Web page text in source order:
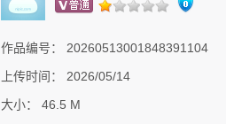
作品编号：
20260513001848391104
上传时间：
2026/05/14
大小：
46.5 M